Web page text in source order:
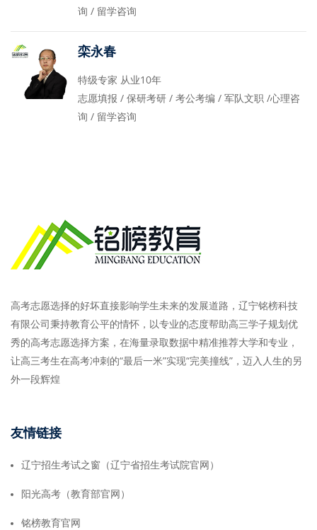
询 / 留学咨询
栾永春
特级专家 从业10年
志愿填报 / 保研考研 / 考公考编 / 军队文职 /心理咨
询 / 留学咨询
高考志愿选择的好坏直接影响学生未来的发展道路，辽宁铭榜科技
有限公司秉持教育公平的情怀，以专业的态度帮助高三学子规划优
秀的高考志愿选择方案，在海量录取数据中精准推荐大学和专业，
让高三考生在高考冲刺的“最后一米”实现“完美撞线”，迈入人生的另
外一段辉煌
友情链接
辽宁招生考试之窗（辽宁省招生考试院官网）
阳光高考（教育部官网）
铭榜教育官网